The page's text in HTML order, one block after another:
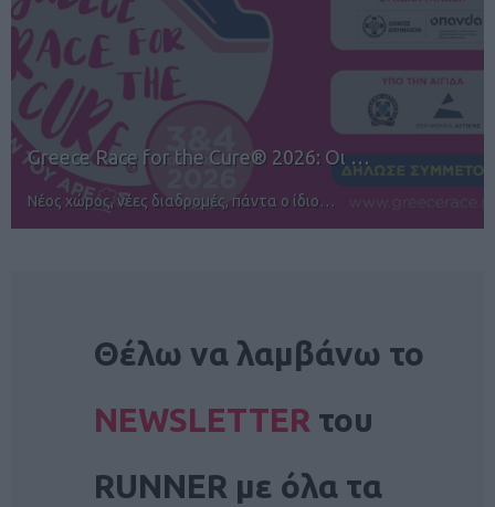
12ος TUI Rhodes Marathon: Άνοιγμα ε…
Αγώνες για όλους στην Ρόδο
Θέλω να λαμβάνω το
NEWSLETTER του
RUNNER με όλα τα